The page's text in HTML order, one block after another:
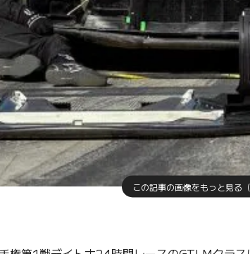
この記事の画像をもっと見る（